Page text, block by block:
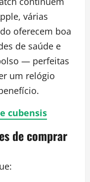
várias
oferecem boa
de saúde e
— perfeitas
um relógio
cubensis
de comprar